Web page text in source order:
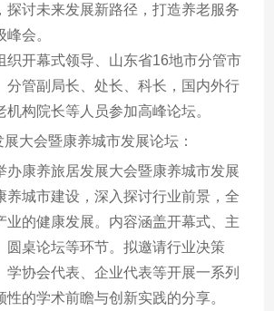
探讨未来发展新路径，打造养老服务
会。
织开幕式领导、山东省16地市分管市
分管副局长、处长、科长，国内外行
机构院长等人员参加高峰论坛。
大会暨康养城市发展论坛：
办康养旅居发展大会暨康养城市发展
养城市建设，深入探讨行业前景，全
业的健康发展。内容涵盖开幕式、主
圆桌论坛等环节。拟邀请行业决策
学协会代表、企业代表等开展一系列
的学术前瞻与创新实践的分享。